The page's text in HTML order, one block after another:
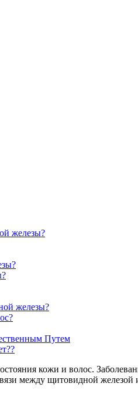
железы?
железы?
Путем
кожи и волос.
между щитовидной